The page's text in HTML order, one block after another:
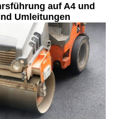
auf A4 und
Umleitungen